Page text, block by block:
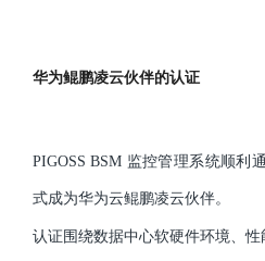
华为鲲鹏凌云伙伴的认证
PIGOSS BSM 监控管理系统顺利
式成为华为云鲲鹏凌云伙伴。
认证围绕数据中心软硬件环境、